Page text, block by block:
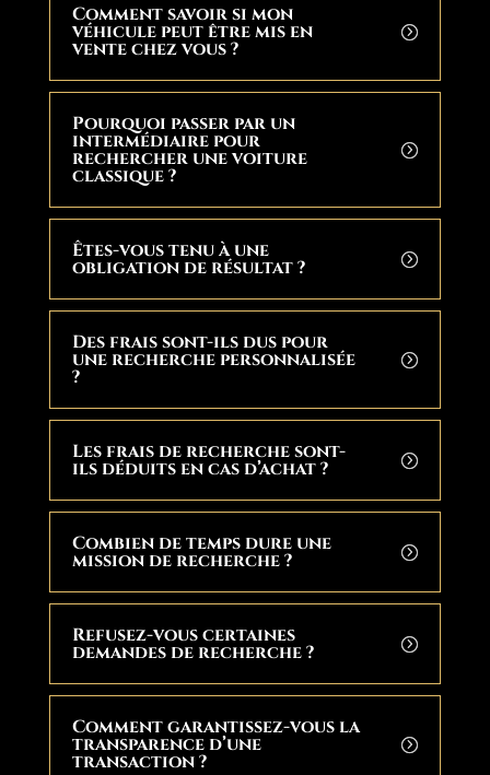
Comment savoir si mon
véhicule peut être mis en
vente chez vous ?
Pourquoi passer par un
intermédiaire pour
rechercher une voiture
classique ?
Êtes-vous tenu à une
obligation de résultat ?
Des frais sont-ils dus pour
une recherche personnalisée
?
Les frais de recherche sont-
ils déduits en cas d’achat ?
Combien de temps dure une
mission de recherche ?
Refusez-vous certaines
demandes de recherche ?
Comment garantissez-vous la
transparence d’une
transaction ?